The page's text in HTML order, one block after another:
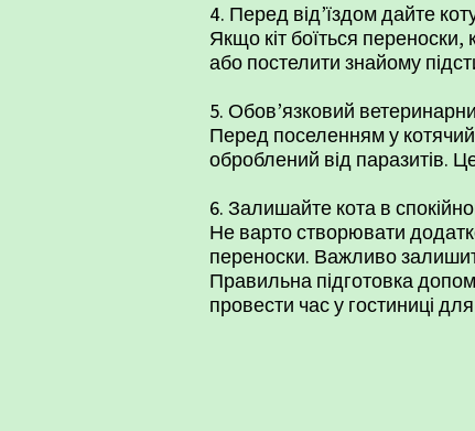
4. Перед від’їздом дайте
Якщо кіт боїться
або постелити знайому
5. Обов’язковий
Перед поселенням у котячий
оброблений від паразитів.
​6. Залишайте кота в
Не варто створювати
переноски. Важливо
Правильна підготовка
провести час у гостиниці для